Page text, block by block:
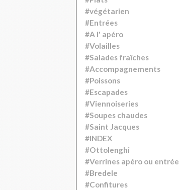
#végétarien
#Entrées
#A l' apéro
#Volailles
#Salades fraîches
#Accompagnements
#Poissons
#Escapades
#Viennoiseries
#Soupes chaudes
#Saint Jacques
#INDEX
#Ottolenghi
#Verrines apéro ou entrée
#Bredele
#Confitures